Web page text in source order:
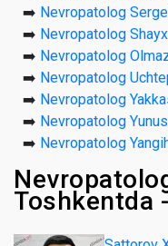
➡️ Nevropatolog
➡️ Nevropatolog
➡️ Nevropatolog
➡️ Nevropatolog
➡️ Nevropatolog
➡️ Nevropatolog
➡️ Nevropatolog
Toshkentda